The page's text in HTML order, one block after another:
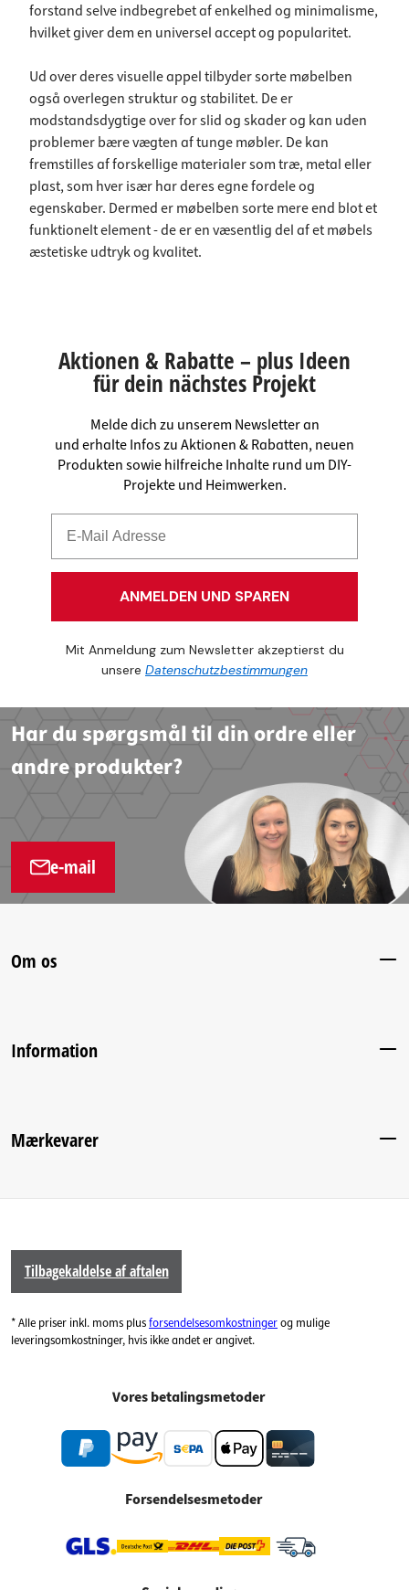
forstand selve indbegrebet af enkelhed og minimalisme,
hvilket giver dem en universel accept og popularitet.
Ud over deres visuelle appel tilbyder sorte møbelben
også overlegen struktur og stabilitet. De er
modstandsdygtige over for slid og skader og kan uden
problemer bære vægten af tunge møbler. De kan
fremstilles af forskellige materialer som træ, metal eller
plast, som hver især har deres egne fordele og
egenskaber. Dermed er møbelben sorte mere end blot et
funktionelt element - de er en væsentlig del af et møbels
æstetiske udtryk og kvalitet.
Aktionen & Rabatte – plus Ideen
für dein nächstes Projekt
Melde dich zu unserem Newsletter an
und erhalte Infos zu Aktionen & Rabatten, neuen
Produkten sowie hilfreiche Inhalte rund um DIY-
Projekte und Heimwerken.
ANMELDEN UND SPAREN
Mit Anmeldung zum Newsletter akzeptierst du
unsere Datenschutzbestimmungen
Har du spørgsmål til din ordre eller
andre produkter?
e-mail
Om os
Information
Mærkevarer
Tilbagekaldelse af aftalen
* Alle priser inkl. moms plusforsendelsesomkostningerog mulige
leveringsomkostninger, hvis ikke andet er angivet.
Vores betalingsmetoder
Forsendelsesmetoder